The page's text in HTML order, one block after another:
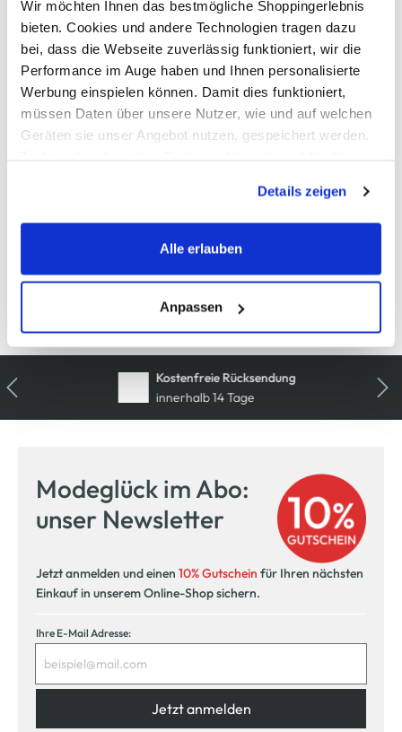
Wir möchten Ihnen das bestmögliche Shoppingerlebnis
bieten. Cookies und andere Technologien tragen dazu
bei, dass die Webseite zuverlässig funktioniert, wir die
Performance im Auge haben und Ihnen personalisierte
Werbung einspielen können. Damit dies funktioniert,
müssen Daten über unsere Nutzer, wie und auf welchen
Geräten sie unser Angebot nutzen, gespeichert werden.
werden, werden bei der Nutzung der Webseite auf jeden
Fall gesetzt. Cookies von Drittanbietern für Analyse- oder
Trackingzwecke werden nur dann aktiviert, wenn Sie das
erlauben" bzw. "Alle erlauben" klicken. Mehr dazu
(einschließlich der Möglichkeit, die Einwilligungserklärung
zu ändern oder zu widerrufen) erfahren Sie in unserem
Cookie-Hinweisbzw. derDatenschutzerklärung.
Details zeigen
Alle erlauben
Anpassen
AWG Artikelnummer
915442-navy
Material
Details zur Produktsicherheit anzeigen
Kostenfreie Rücksendung
innerhalb 14 Tage
Modeglück im Abo:
unser Newsletter
Jetzt anmelden und einen 10% Gutschein für Ihren nächsten
Einkauf in unserem Online-Shop sichern.
Ihre E-Mail Adresse:
Jetzt anmelden